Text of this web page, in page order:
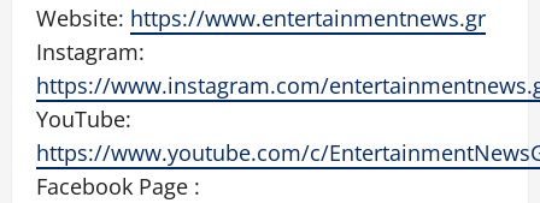
Website: https://www.entertainmentnews.gr
Instagram:
https://www.instagram.com/
YouTube:
https://www.youtube.com/c/
Facebook Page :